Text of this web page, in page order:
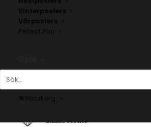
Vinterposters
Vårposters
Perfect Pair
Varukorg
Skaraborg
Fr.200.00
1-2 arbetsdagar
BILLIG FRAKT